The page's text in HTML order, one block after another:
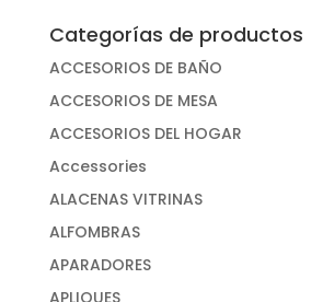
Categorías de productos
ACCESORIOS DE BAÑO
ACCESORIOS DE MESA
ACCESORIOS DEL HOGAR
Accessories
ALACENAS VITRINAS
ALFOMBRAS
APARADORES